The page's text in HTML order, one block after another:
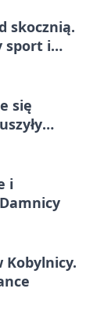
skocznią.
sport i
się
i
Kobylnicy.